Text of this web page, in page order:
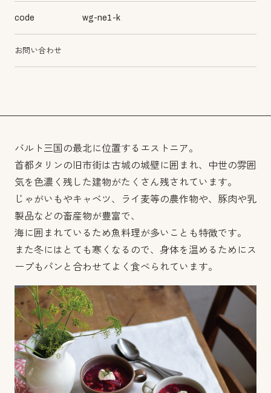
code wg-ne1-k
お問い合わせ
バルト三国の最北に位置するエストニア。
首都タリンの旧市街は古城の城壁に囲まれ、中世の雰囲
気を色濃く残した建物がたくさん残されています。
じゃがいもやキャベツ、ライ麦等の農作物や、豚肉や乳
製品などの畜産物が豊富で、
海に囲まれているため魚料理が多いことも特徴です。
また冬にはとても寒くなるので、身体を温めるためにス
ープもパンと合わせてよく食べられています。